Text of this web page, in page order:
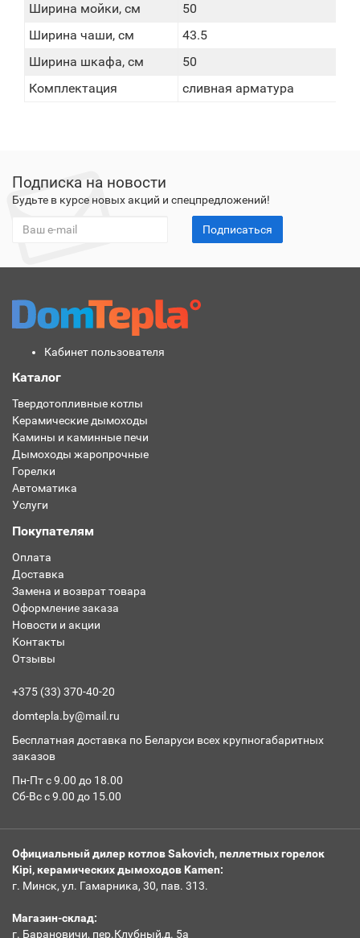
Ширина мойки, см
50
Ширина чаши, см
43.5
Ширина шкафа, см
50
Комплектация
сливная арматура
Подписка на новости
Будьте в курсе новых акций и спецпредложений!
Подписаться
Кабинет пользователя
Каталог
Твердотопливные котлы
Керамические дымоходы
Камины и каминные печи
Дымоходы жаропрочные
Горелки
Автоматика
Услуги
Покупателям
Оплата
Доставка
Замена и возврат товара
Оформление заказа
Новости и акции
Контакты
Отзывы
+375 (33) 370-40-20
domtepla.by@mail.ru
Бесплатная доставка по Беларуси всех крупногабаритных
заказов
Пн-Пт с 9.00 до 18.00
Сб-Вс с 9.00 до 15.00
Официальный дилер котлов Sakovich, пеллетных горелок
Kipi, керамических дымоходов Kamen:
г. Минск, ул. Гамарника, 30, пав. 313.
Магазин-склад:
г. Барановичи, пер.Клубный,д. 5а